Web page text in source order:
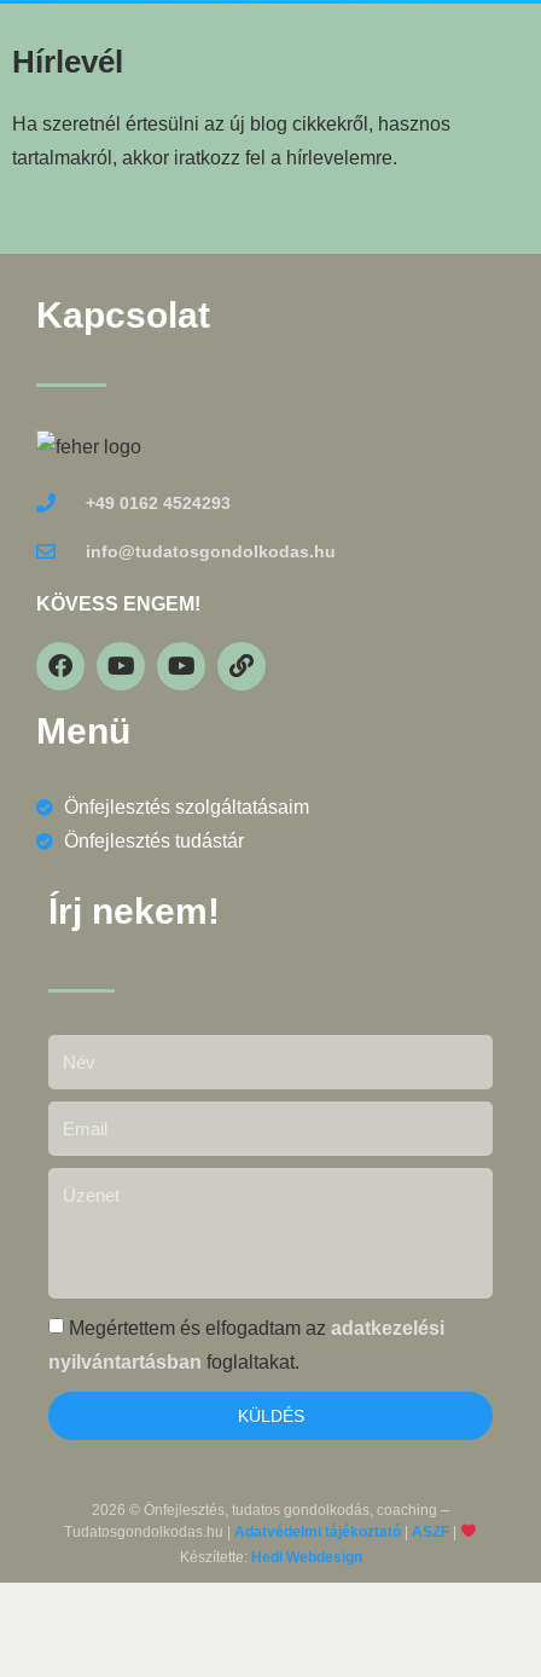
Hírlevél
Ha szeretnél értesülni az új blog cikkekről, hasznos
tartalmakról, akkor iratkozz fel a hírlevelemre.
Kapcsolat
+49 0162 4524293
info@tudatosgondolkodas.hu
KÖVESS ENGEM!
Menü
Önfejlesztés szolgáltatásaim
Önfejlesztés tudástár
Írj nekem!
Megértettem és elfogadtam az adatkezelési
nyilvántartásban foglaltakat.
KÜLDÉS
2026 © Önfejlesztés, tudatos gondolkodás, coaching –
Tudatosgondolkodas.hu |Adatvédelmi tájékoztató |ASZF
Készítette: Hedi Webdesign